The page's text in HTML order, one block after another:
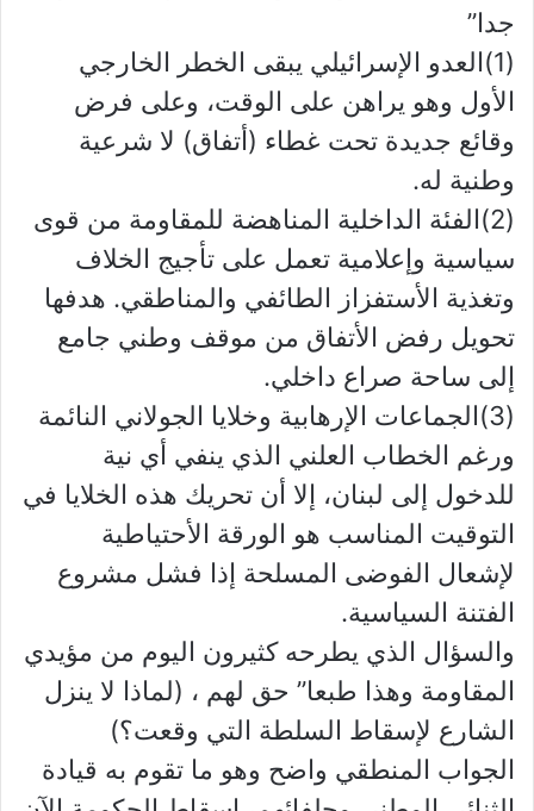
جدا”
(1)العدو الإسرائيلي يبقى الخطر الخارجي
الأول وهو يراهن على الوقت، وعلى فرض
وقائع جديدة تحت غطاء (أتفاق) لا شرعية
وطنية له.
(2)الفئة الداخلية المناهضة للمقاومة من قوى
سياسية وإعلامية تعمل على تأجيج الخلاف
وتغذية الأستفزاز الطائفي والمناطقي. هدفها
تحويل رفض الأتفاق من موقف وطني جامع
إلى ساحة صراع داخلي.
(3)الجماعات الإرهابية وخلايا الجولاني النائمة
ورغم الخطاب العلني الذي ينفي أي نية
للدخول إلى لبنان، إلا أن تحريك هذه الخلايا في
التوقيت المناسب هو الورقة الأحتياطية
لإشعال الفوضى المسلحة إذا فشل مشروع
الفتنة السياسية.
والسؤال الذي يطرحه كثيرون اليوم من مؤيدي
المقاومة وهذا طبعا” حق لهم ، (لماذا لا ينزل
الشارع لإسقاط السلطة التي وقعت؟)
الجواب المنطقي واضح وهو ما تقوم به قيادة